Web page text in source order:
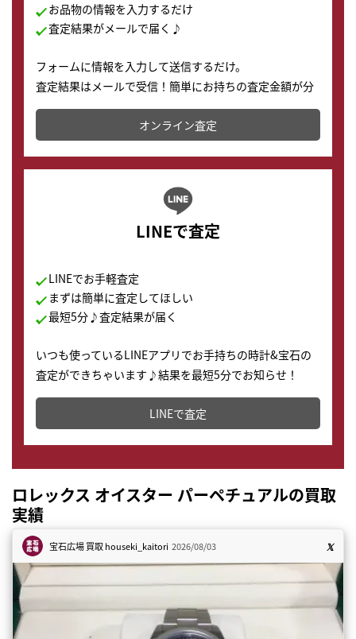
お品物の情報を入力するだけ
査定結果がメールで届く♪
フォームに情報を入力して送信するだけ。
査定結果はメールで受信！簡単にお持ちの査定金額が分
かります。
オンライン査定
LINEで査定
LINEでお手軽査定
まずは簡単に査定してほしい
最短5分♪査定結果が届く
いつも使っているLINEアプリでお手持ちの時計&宝石の
査定ができちゃいます♪結果を最短5分でお知らせ！
どこからでもすぐに査定金額を知ることが出来ます。
LINEで査定
ロレックス オイスター パーペチュアルの買取
実績
宝石広場 買取houseki_kaitori 2026/08/03